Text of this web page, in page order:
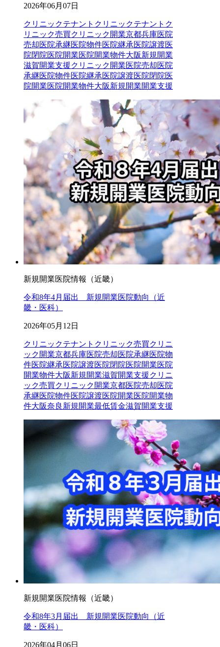
2026年06月07日
クリニックテナント クリニックテナントク
リニック売買クリニック開業京都兵庫医院
売却医院承継医院物件医院継承医院譲渡医
院閉院医院開業医院開業物件大阪新規開業
滋賀開業支援クリニック開業医院売却医院
承継医院物件医院継承医院譲渡医院閉院医
院開業医院開業物件大阪新規開業開業支援
新規開業医院情報（近畿）
令和8年4月届出 新規開業医院動向（近
畿・医科）
2026年05月12日
クリニックテナントクリニック売買クリニ
ック開業京都兵庫医院売却医院承継医院物
件医院継承医院譲渡医院閉院医院開業医院
開業物件大阪新規開業滋賀開業支援クリニ
ック売買クリニック開業京都医院売却医院
承継医院物件医院譲渡医院開業医院開業物
件大阪奈良 新規開業最低賃金滋賀開業支援
新規開業医院情報（近畿）
令和8年3月届出 新規開業医院動向（近
畿・医科）
2026年04月06日